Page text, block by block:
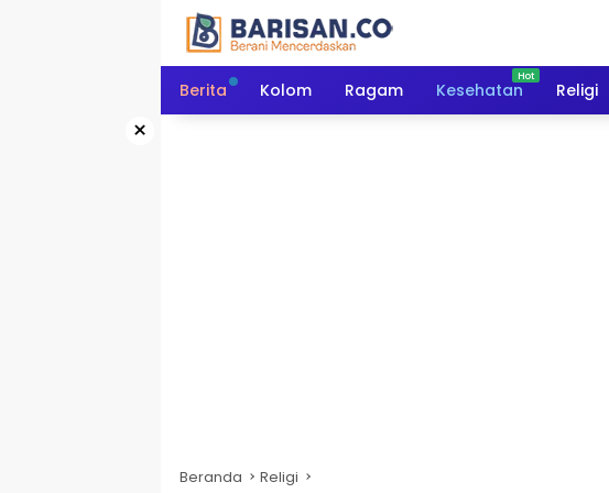
Berita Kolom Ragam Kesehatan Religi
×
Beranda Religi